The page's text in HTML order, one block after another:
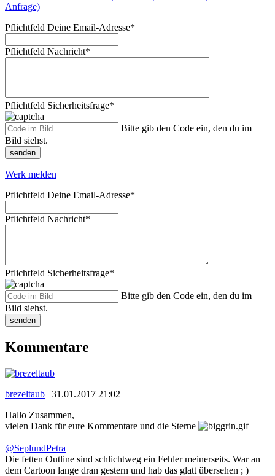
Anfrage)
Pflichtfeld Deine Email-Adresse*
Pflichtfeld Nachricht*
Pflichtfeld Sicherheitsfrage*
Bitte gib den Code ein, den du im
Bild siehst.
senden
Werk melden
Pflichtfeld Deine Email-Adresse*
Pflichtfeld Nachricht*
Pflichtfeld Sicherheitsfrage*
Bitte gib den Code ein, den du im
Bild siehst.
senden
Kommentare
brezeltaub | 31.01.2017 21:02
Hallo Zusammen,
vielen Dank für eure Kommentare und die Sterne
@SeplundPetra
Die fetten Outline sind schlichtweg ein Fehler meinerseits. War an
dem Cartoon lange dran gestern und hab das glatt übersehen ; )